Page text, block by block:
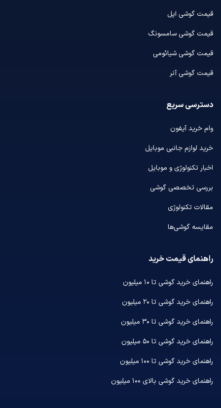
قیمت گوشی اپل
قیمت گوشی سامسونگ
قیمت گوشی شیائومی
قیمت گوشی آنر
دسترسی سریع
وام خرید آیفون
خرید لوازم جانبی موبایل
اخبار تکنولوژی و موبایل
بررسی تخصصی گوشی
مقالات تکنولوژی
مقایسه گوشی‌ها
راهنمای قیمت خرید
راهنمای خرید گوشی تا ۱۰ میلیون
راهنمای خرید گوشی تا ۲۰ میلیون
راهنمای خرید گوشی تا ۳۰ میلیون
راهنمای خرید گوشی تا ۵۰ میلیون
راهنمای خرید گوشی تا ۱۰۰ میلیون
راهنمای خرید گوشی بالای ۱۰۰ میلیون